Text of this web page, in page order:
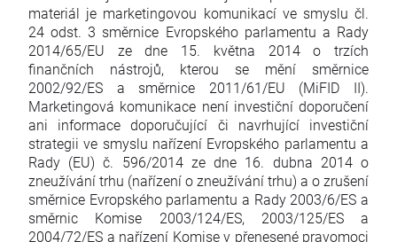
materiál je marketingovou komunikací ve smyslu čl.
24 odst. 3 směrnice Evropského parlamentu a Rady
2014/65/EU ze dne 15. května 2014 o trzích
finančních nástrojů, kterou se mění směrnice
2002/92/ES a směrnice 2011/61/EU (MiFID II).
Marketingová komunikace není investiční doporučení
ani informace doporučující či navrhující investiční
strategii ve smyslu nařízení Evropského parlamentu a
Rady (EU) č. 596/2014 ze dne 16. dubna 2014 o
zneužívání trhu (nařízení o zneužívání trhu) a o zrušení
směrnice Evropského parlamentu a Rady 2003/6/ES a
směrnic Komise 2003/124/ES, 2003/125/ES a
2004/72/ES a nařízení Komise v přenesené pravomoci